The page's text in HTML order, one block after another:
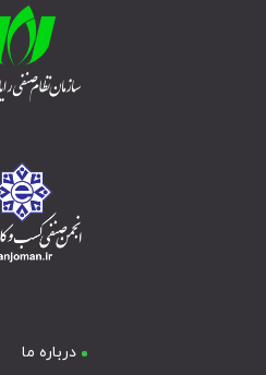
درباره ما